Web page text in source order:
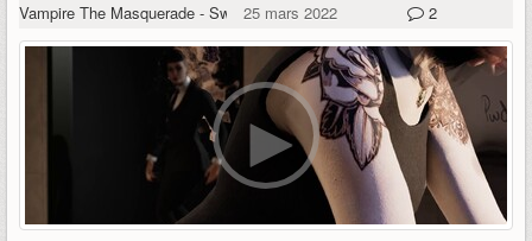
Vampire The Masquerade - Swansong25 mars 2022 2